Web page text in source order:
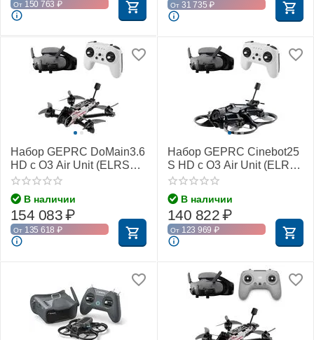
От 150 763 ₽ От 31 735 ₽
Набор GEPRC DoMain3.6
HD с O3 Air Unit (ELRS
2,4 ГГц)
В наличии
154 083₽
От 135 618 ₽
Набор GEPRC Cinebot25
S HD с O3 Air Unit (ELRS
2,4 ГГц)
В наличии
140 822₽
От 123 969 ₽